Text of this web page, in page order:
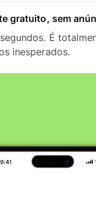
gratuito, sem
É
inesperados.